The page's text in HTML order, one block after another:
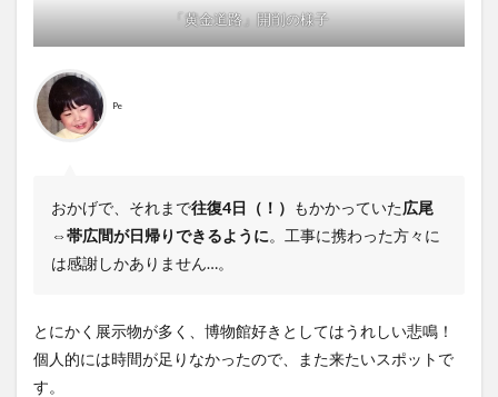
「黄金道路」開削の様子
Pe
おかげで、それまで往復4日（！） もかかっていた広尾
⇔帯広間が日帰りできるように。工事に携わった方々に
は感謝しかありません…。
とにかく展示物が多く、博物館好きとしてはうれしい悲鳴！
個人的には時間が足りなかったので、また来たいスポットで
す。